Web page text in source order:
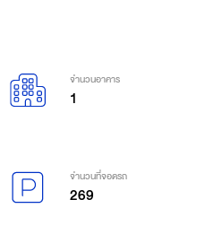
จำนวนอาคาร
1
จำนวนที่จอดรถ
269